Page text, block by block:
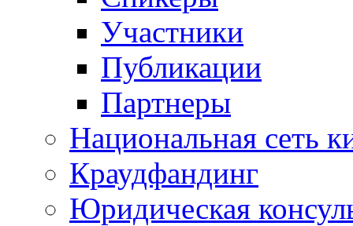
Участники
Публикации
Партнеры
Национальная сеть
Краудфандинг
Юридическая